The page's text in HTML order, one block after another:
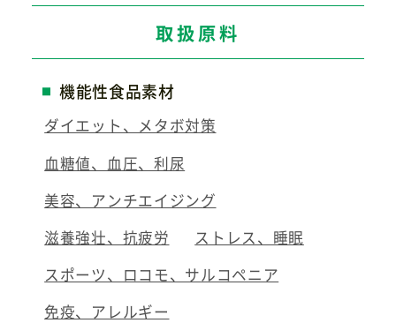
取扱原料
機能性食品素材
ダイエット、メタボ対策
血糖値、血圧、利尿
美容、アンチエイジング
滋養強壮、抗疲労
ストレス、睡眠
スポーツ、ロコモ、サルコペニア
免疫、アレルギー